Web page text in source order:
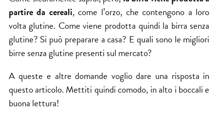
partire da cereali, come l’orzo, che contengono a loro
volta glutine. Come viene prodotta quindi la birra senza
glutine? Si può preparare a casa? E quali sono le migliori
birre senza glutine presenti sul mercato?
A queste e altre domande voglio dare una risposta in
questo articolo. Mettiti quindi comodo, in alto i boccali e
buona lettura!